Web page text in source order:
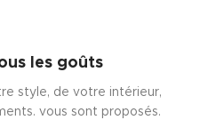
les goûts
style, de votre intérieur,
vous sont proposés.